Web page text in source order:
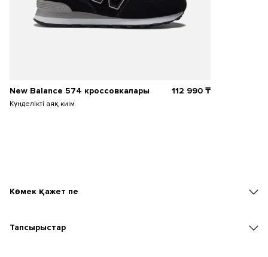
New Balance 574 кроссовкалары
Күнделікті аяқ киім
112 990₸
Көмек қажет пе
Тапсырыстар